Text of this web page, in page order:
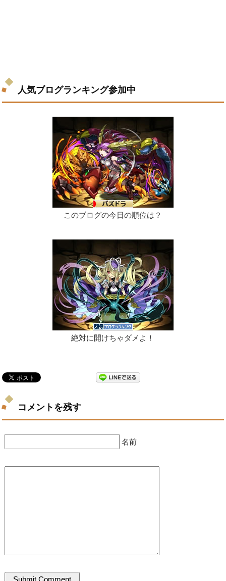
人気ブログランキング参加中
このブログの今日の順位は？
絶対に開けちゃダメよ！
コメントを残す
名前